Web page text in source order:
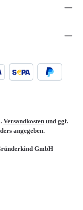
GmbH
Versandkosten und ggf.
angegeben.